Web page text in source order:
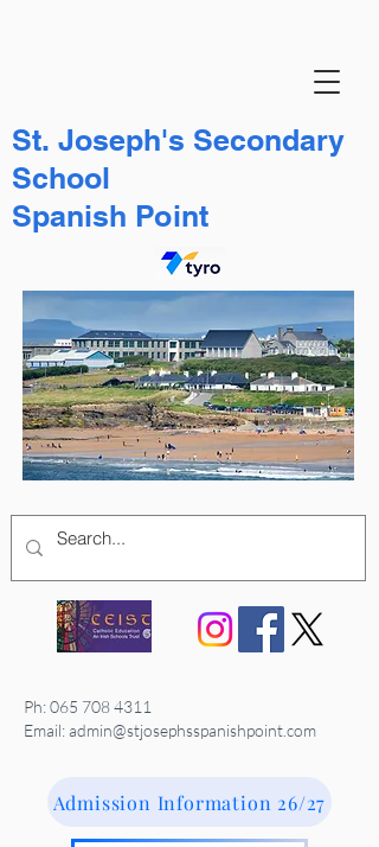
St. Joseph's Secondary
School
Spanish Point
Ph:065 708 4311
Email: admin@stjosephsspanishpoint.com
Admission Information 26/27